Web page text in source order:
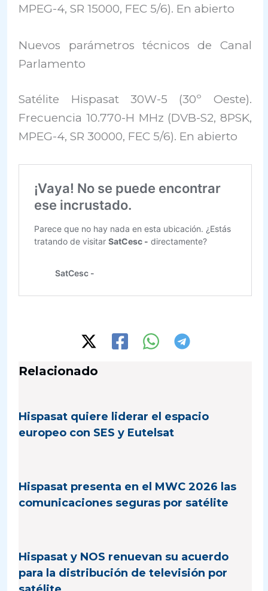
MPEG-4, SR 15000, FEC 5/6). En abierto
Nuevos parámetros técnicos de Canal
Parlamento
Satélite Hispasat 30W-5 (30º Oeste).
Frecuencia 10.770-H MHz (DVB-S2, 8PSK,
MPEG-4, SR 30000, FEC 5/6). En abierto
Relacionado
Hispasat quiere liderar el espacio
europeo con SES y Eutelsat
Hispasat presenta en el MWC 2026 las
comunicaciones seguras por satélite
Hispasat y NOS renuevan su acuerdo
para la distribución de televisión por